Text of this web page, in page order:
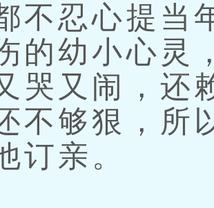
不忍心提当
的幼小心灵
哭又闹，还
不够狠，所
订亲。